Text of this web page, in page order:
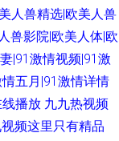
人兽精选|欧美人兽
兽影院|欧美人体|欧
|91激情视频|91激
五月|91激情详情
播放 九九热视频
频这里只有精品